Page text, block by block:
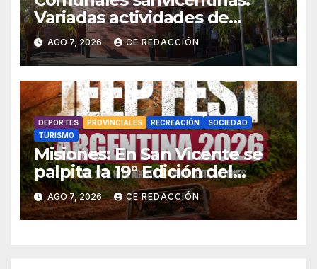
Variadas actividades de
interés general para todos los
sectores
AGO 7, 2026 CE REDACCIÓN
DEPORTES PROVINCIALES RECREACIÓN
SOCIEDAD
TURISMO
Misiones: En San Vicente se
palpita la 19° Edición del
«Jeep Fest» – Cronograma –
detalles
AGO 7, 2026 CE REDACCIÓN